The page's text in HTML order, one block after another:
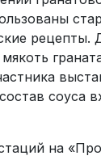
рецепты.
соуса
на